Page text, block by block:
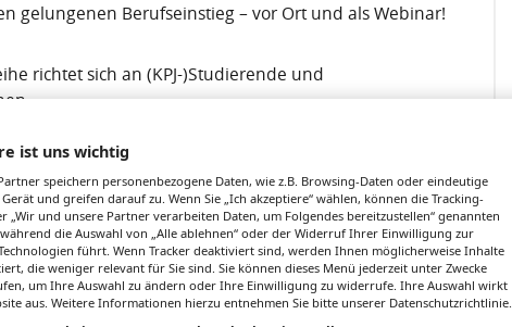
gelungenen Berufseinstieg – vor Ort und als Webinar!
richtet sich an (KPJ-)Studierende und
teilen unsere Expert:innen ihr Fachwissen, nehmen sich
geben Tipps aus der Praxis!
ist uns wichtig
speichern personenbezogene Daten, wie z.B. Browsing-Daten oder eindeutige
und greifen darauf zu. Wenn Sie „Ich akzeptiere“ wählen, können die Tracking-
„Wir und unsere Partner verarbeiten Daten, um Folgendes bereitzustellen“ genannten
die Auswahl von „Alle ablehnen“ oder der Widerruf Ihrer Einwilligung zur
führt. Wenn Tracker deaktiviert sind, werden Ihnen möglicherweise Inhalte
die weniger relevant für Sie sind. Sie können dieses Menü jederzeit unter Zwecke
um Ihre Auswahl zu ändern oder Ihre Einwilligung zu widerrufe. Ihre Auswahl wirkt
aus. Weitere Informationen hierzu entnehmen Sie bitte unserer Datenschutzrichtlinie.